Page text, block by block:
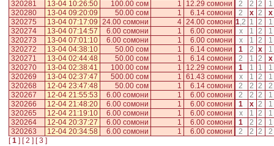
320281
13-04 10:26:50 100.00 сом 1 12.29 сомони 2 2 2
1
320280
13-04 09:20:09 50.00 сом 1 6.14 сомони 2 x 2
x
320275
13-04 07:17:09 24.00 сомони 4 24.00 сомони 1,2 1 2
1
320274
13-04 07:14:57 6.00 сомони 1 6.00 сомони x 1 2
1
320273
13-04 07:01:10 6.00 сомони 1 6.00 сомони x 1 2
1
320272
13-04 04:38:10 50.00 сом 1 6.14 сомони 1 2 x
1
320271
13-04 02:44:48 50.00 сом 1 6.14 сомони 2 1 2
x
320270
13-04 02:38:41 100.00 сом 1 12.29 сомони 1 1 1
1
320269
13-04 02:37:47 500.00 сом 1 61.43 сомони x 1 2
1
320268
12-04 23:47:48 50.00 сом 1 6.14 сомони 2 2 2
2
320267
12-04 21:55:53 6.00 сомони 1 6.00 сомони 2 2 2
1
320266
12-04 21:48:20 6.00 сомони 1 6.00 сомони 1 x 2
1
320265
12-04 21:19:10 6.00 сомони 1 6.00 сомони x 1 2
1
320264
12-04 20:37:27 6.00 сомони 1 6.00 сомони 1 2 2
1
320263
12-04 20:34:58 6.00 сомони 1 6.00 сомони 2 2 2
2
[1 ] [2 ] [3 ]